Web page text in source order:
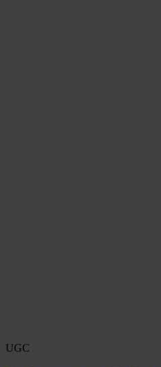
UGC